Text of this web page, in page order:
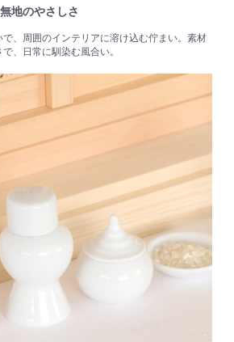
地のやさしさ
、周囲のインテリアに溶け込む佇まい。素材
、日常に馴染む風合い。